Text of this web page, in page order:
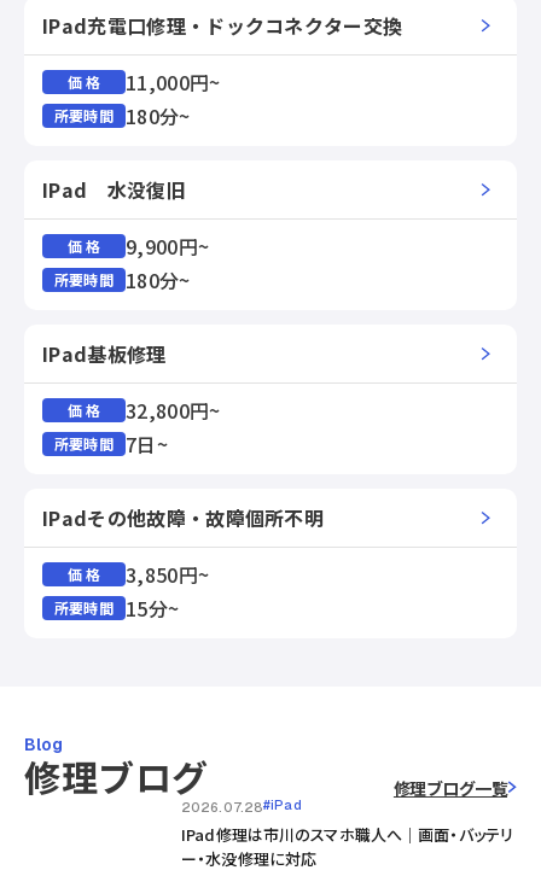
IPad充電口修理・ドックコネクター交換
価 格 11,000円~
所要時間 180分~
IPad 水没復旧
価 格 9,900円~
所要時間 180分~
IPad基板修理
価 格 32,800円~
所要時間 7日~
IPadその他故障・故障個所不明
価 格 3,850円~
所要時間 15分~
Blog
修理ブログ 修理ブログ一覧
2026.07.28#iPad
IPad修理は市川のスマホ職人へ｜画面・バッテリ
ー・水没修理に対応